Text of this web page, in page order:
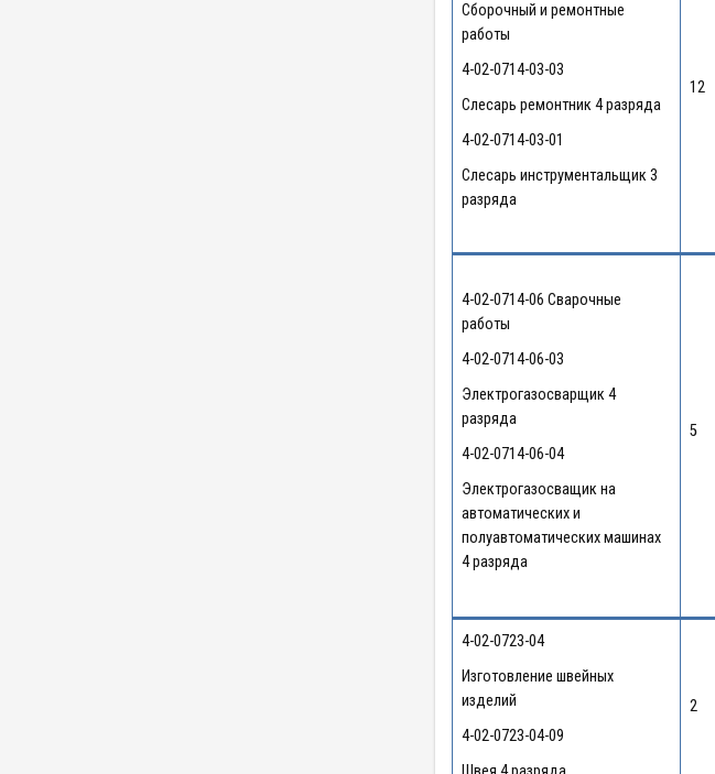
Сборочный и ремонтные
работы
4-02-0714-03-03
Слесарь ремонтник 4 разряда
4-02-0714-03-01
Слесарь инструментальщик 3
разряда
12
4-02-0714-06 Сварочные
работы
4-02-0714-06-03
Электрогазосварщик 4
разряда
4-02-0714-06-04
Электрогазосващик на
автоматических и
полуавтоматических машинах
4 разряда
5
4-02-0723-04
Изготовление швейных
изделий
4-02-0723-04-09
2